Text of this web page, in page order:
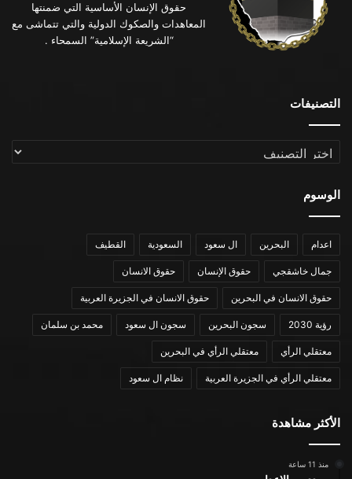
حقوق الإنسان الأساسية التي ضمنتها
المعاهدات والصكوك الدولية والتي تتماشى مع
“الشريعة الإسلامية” السمحاء .
التصنيفات
التصنيفات
الوسوم
اعدام البحرين ال سعود السعودية القطيف
جمال خاشقجي حقوق الإنسان حقوق الانسان
حقوق الانسان في البحرين حقوق الانسان في الجزيرة العربية
رؤية 2030 سجون البحرين سجون ال سعود محمد بن سلمان
معتقلي الرأي معتقلي الرأي في البحرين
معتقلي الرأي في الجزيرة العربية نظام ال سعود
الأكثر مشاهدة
منذ 11 ساعة